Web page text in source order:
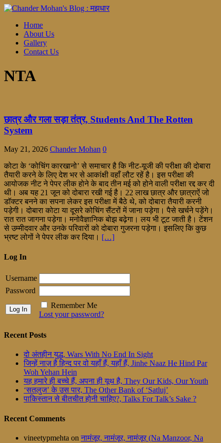
Home
About Us
Gallery
Contact Us
NTA
छात्र और गला सड़ा तंत्र, Students And The Rotten
System
May 21, 2026 Chander Mohan 0
कोटा के ‘कोचिंग कारखानो’ से समाचार है कि नीट-यूजी की परीक्षा की दोबारा
तैयारी करने के लिए देश भर से आकांक्षी वहाँ लौट रहें है। इस परीक्षा की
आयोजक नीट ने पेपर लीक होने के बाद तीन मई को होने वाली परीक्षा रद्द कर दी
थी। अब यह 21 जून को दोबारा रखी गई है। 22 लाख छात्र और छात्राऐं जो
डॉक्टर बनने का सपना लेकर इस परीक्षा में बैठे थे, को दोबारा तैयारी करनी
पड़ेगी। दोबारा कोटा या दूसरे कोचिंग सैंटरों में जाना पड़ेगा। पैसे खर्चने पड़ेंगे।
रात रात जागना पड़ेगा। मनोवैज्ञानिक बोझ बढ़ेगा। लय भी टूट जाती है। टेंशन
से उम्मीदवार और उनके परिवारों को दोबारा गुजरना पड़ेगा। इसलिए कि कुछ
भ्रष्ट लोगों ने पेपर लीक कर दिया। […]
Log In
Username
Password
Remember Me
Lost your password?
Recent Posts
दो अंतहीन युद्ध, Wars With No End In Sight
जिन्हें नाज़ है हिन्द पर वो यहाँ हैं, यहाँ हैं, Jinhe Naaz He Hind Par
Woh Yehan Hein
यह हमारे ही बच्चे हैं, अपना ही यूथ है, They Our Kids, Our Youth
‘सतलुज’ के उस पार, The Other Bank of ‘Satluj’
पाकिस्तान से बीतचीत होनी चाहिए?, Talks For Talk’s Sake ?
Recent Comments
vineetypmehta on नामंजूर, नामंजूर, नामंजूर (Na Manzoor, Na